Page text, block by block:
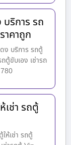
ริการ รถ
าคาถูก
ง บริการ รถตู้
ตู้ขับเอง เช่ารถ
เช่า รถตู้
ห้เช่า รถตู้